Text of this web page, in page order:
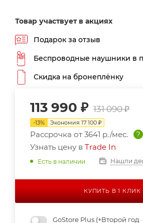
Товар участвует в акциях
Подарок за отзыв
Беспроводные наушники в
Скидка на бронеплёнку
113 990 ₽ 131 090₽
-13% Экономия 17 100 ₽
Рассрочка от 3641 р./мес.
?
Узнать цену в Trade In
Есть в наличии Нашли
КУПИТЬ В 1 КЛИК
GoStore Plus (+Второй год